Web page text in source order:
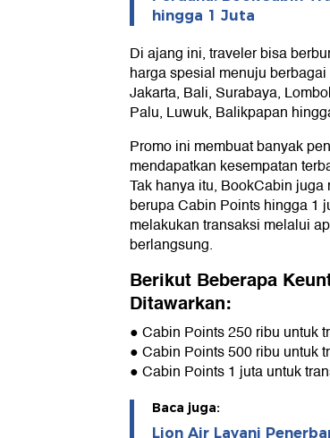
hingga 1 Juta
Di ajang ini, traveler bisa
harga spesial menuju
Jakarta, Bali, Surabaya,
Palu, Luwuk, Balikpapan
Promo ini membuat banyak
mendapatkan kesempatan
Tak hanya itu, BookCabin
berupa Cabin Points hingga 1
melakukan transaksi melalui
berlangsung.
Berikut Beberapa
Ditawarkan:
● Cabin Points 250 ribu untuk
● Cabin Points 500 ribu untuk
● Cabin Points 1 juta untuk
Baca juga:
Lion Air Layani